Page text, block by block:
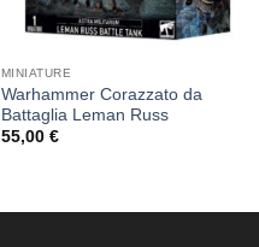
MINIATURE
Warhammer Corazzato da
Battaglia Leman Russ
55,00 €